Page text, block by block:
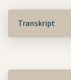
Transkript